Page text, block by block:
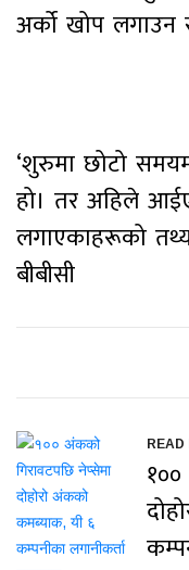
अर्को खोप लगाउन
‘शुरुमा छोटो
हो। तर अहिले
लगाएकाहरूको
बीबीसी
READ